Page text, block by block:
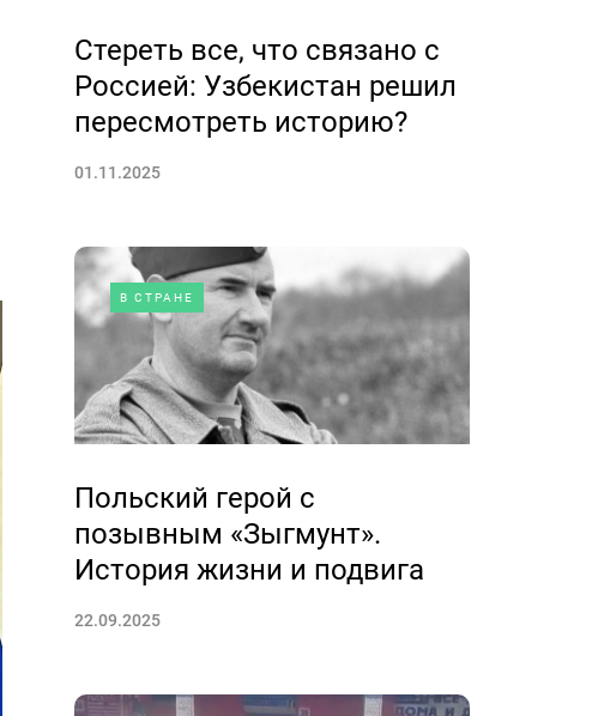
Стереть все, что связано с
Россией: Узбекистан решил
пересмотреть историю?
01.11.2025
В СТРАНЕ
Польский герой с
позывным «Зыгмунт».
История жизни и подвига
22.09.2025